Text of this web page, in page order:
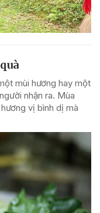
mùi hương hay một
nhận ra. Mùa
vị bình dị mà